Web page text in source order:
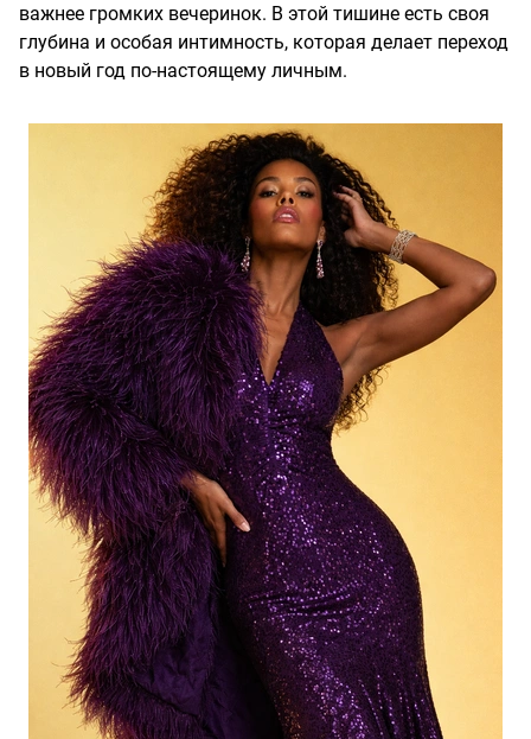
важнее громких вечеринок. В этой тишине есть своя
глубина и особая интимность, которая делает переход
в новый год по-настоящему личным.